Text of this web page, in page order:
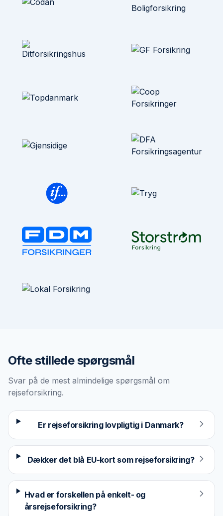
Ofte stillede spørgsmål
Svar på de mest almindelige spørgsmål om
rejseforsikring.
Er rejseforsikring lovpligtig i Danmark?
Dækker det blå EU-kort som rejseforsikring?
Hvad er forskellen på enkelt- og
årsrejseforsikring?